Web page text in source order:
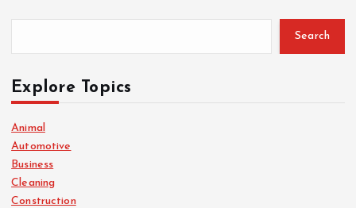
Search
Explore Topics
Animal
Automotive
Business
Cleaning
Construction